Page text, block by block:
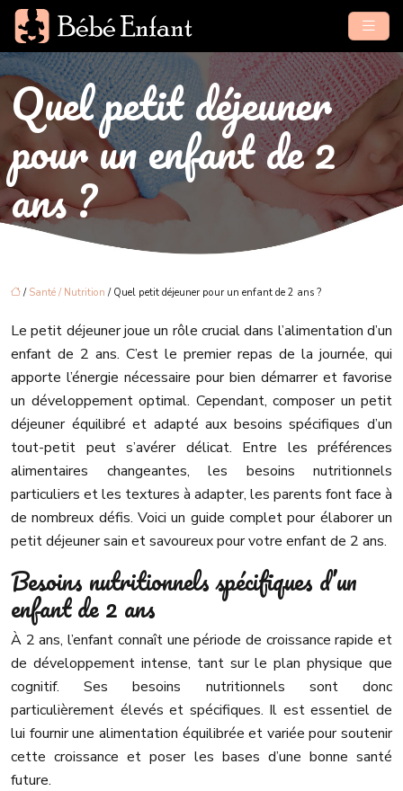
Quel petit déjeuner
pour un enfant de 2
ans ?
/ Santé / Nutrition / Quel petit déjeuner pour un enfant de 2 ans ?
Le petit déjeuner joue un rôle crucial dans l’alimentation d’un
enfant de 2 ans. C’est le premier repas de la journée, qui
apporte l’énergie nécessaire pour bien démarrer et favorise
un développement optimal. Cependant, composer un petit
déjeuner équilibré et adapté aux besoins spécifiques d’un
tout-petit peut s’avérer délicat. Entre les préférences
alimentaires changeantes, les besoins nutritionnels
particuliers et les textures à adapter, les parents font face à
de nombreux défis. Voici un guide complet pour élaborer un
petit déjeuner sain et savoureux pour votre enfant de 2 ans.
Besoins nutritionnels spécifiques d’un
enfant de 2 ans
À 2 ans, l’enfant connaît une période de croissance rapide et
de développement intense, tant sur le plan physique que
cognitif. Ses besoins nutritionnels sont donc
particulièrement élevés et spécifiques. Il est essentiel de
lui fournir une alimentation équilibrée et variée pour soutenir
cette croissance et poser les bases d’une bonne santé
future.